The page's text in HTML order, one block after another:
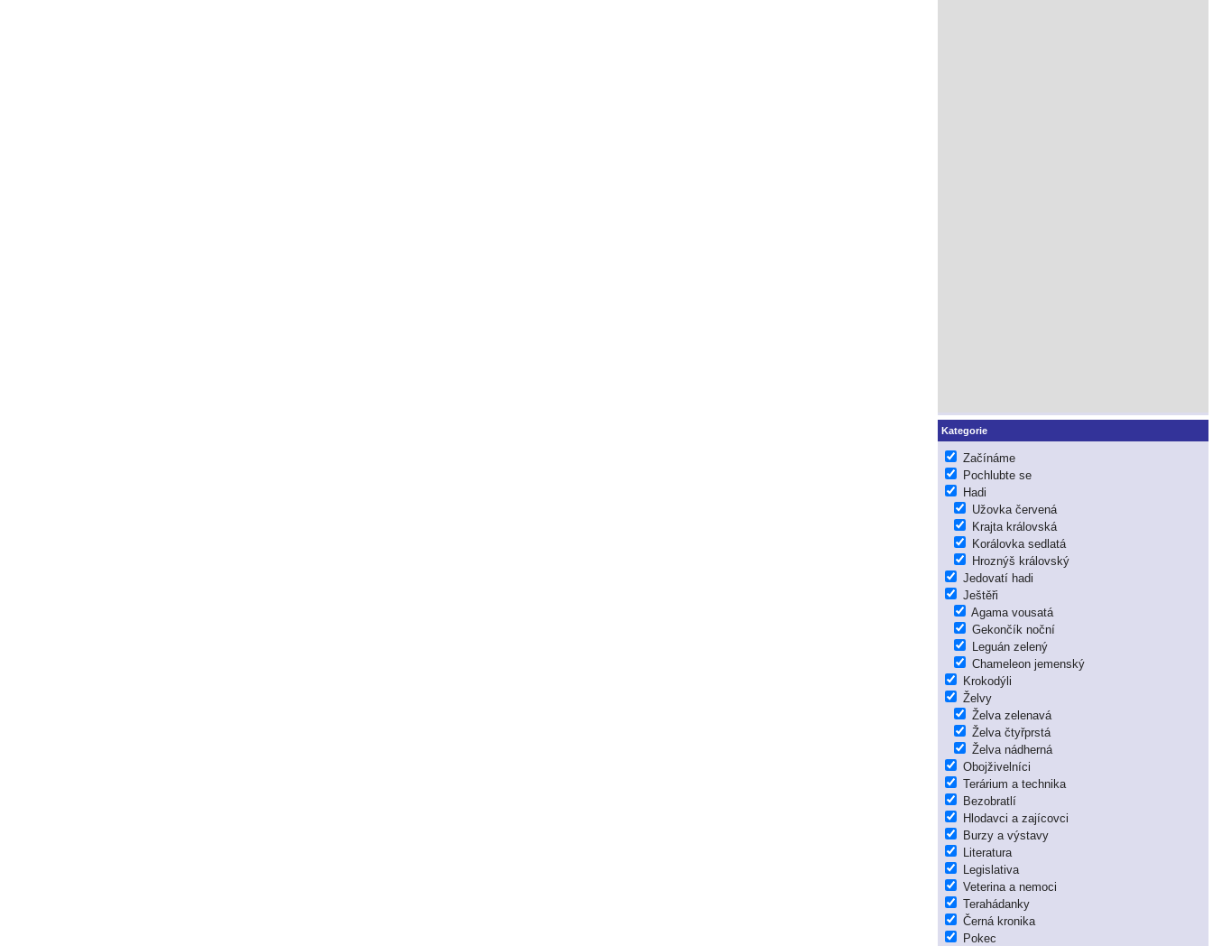
Kategorie
Začínáme
Pochlubte se
Hadi
Užovka červená
Krajta královská
Korálovka sedlatá
Hroznýš královský
Jedovatí hadi
Ještěři
Agama vousatá
Gekončík noční
Leguán zelený
Chameleon jemenský
Krokodýli
Želvy
Želva zelenavá
Želva čtyřprstá
Želva nádherná
Obojživelníci
Terárium a technika
Bezobratlí
Hlodavci a zajícovci
Burzy a výstavy
Literatura
Legislativa
Veterina a nemoci
Terahádanky
Černá kronika
Pokec